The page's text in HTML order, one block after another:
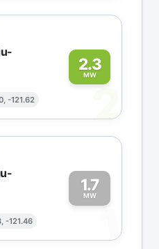
-121.62
2.3
MW
2
-121.46
1.7
MW
1